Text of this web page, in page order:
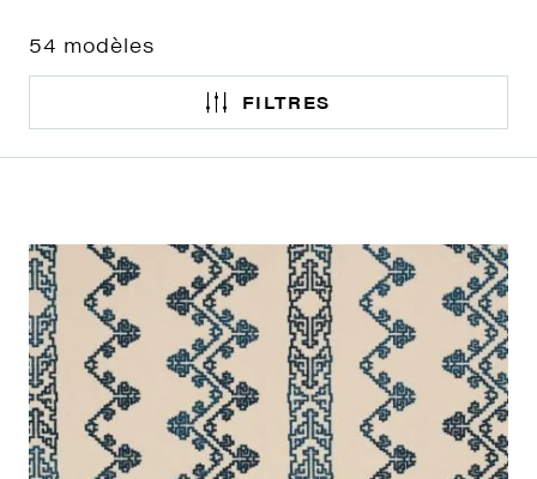
54 modèles
FILTRES